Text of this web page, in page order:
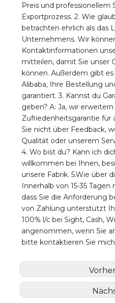
Preis und professionellem
Exportprozess. 2. Wie
betrachten ehrlich als das
Unternehmens. Wir
Kontaktinformationen
mitteilen, damit Sie unser
können. Außerdem gibt
Alibaba, Ihre Bestellung
garantiert. 3. Kannst du
geben? A: Ja, wir
Zufriedenheitsgarantie für
Sie nicht über Feedback,
Qualität oder unserem
4. Wo bist du? Kann ich
willkommen bei Ihnen,
unsere Fabrik. 5.Wie über
Innerhalb von 15-35
dass Sie die Anforderung
von Zahlung unterstützt
100% l/c bei Sight, Cash,
angenommen, wenn Sie
bitte kontaktieren Sie